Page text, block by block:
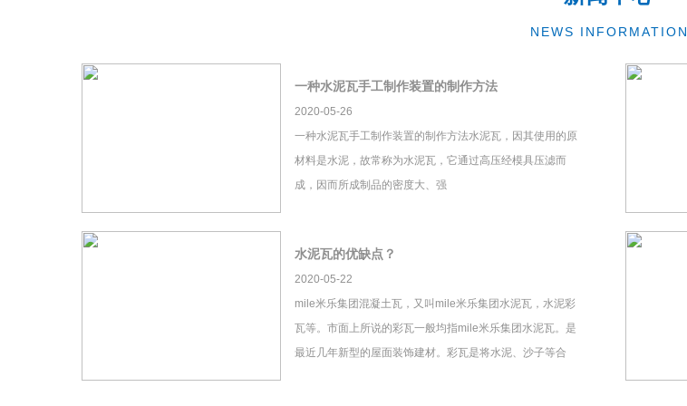
NEWS INFORMATION
一种水泥瓦手工制作装置的制作方法
2020-05-26
一种水泥瓦手工制作装置的制作方法水泥瓦，因其使用的原
材料是水泥，故常称为水泥瓦，它通过高压经模具压滤而
成，因而所成制品的密度大、强
水泥瓦的优缺点？
2020-05-22
mile米乐集团混凝土瓦，又叫mile米乐集团水泥瓦，水泥彩
瓦等。市面上所说的彩瓦一般均指mile米乐集团水泥瓦。是
最近几年新型的屋面装饰建材。彩瓦是将水泥、沙子等合